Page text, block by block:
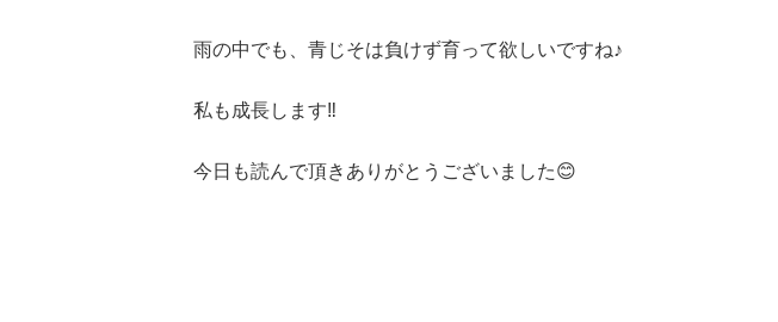
雨の中でも、青じそは負けず育って欲しいですね♪
私も成長します‼️
今日も読んで頂きありがとうございました😊